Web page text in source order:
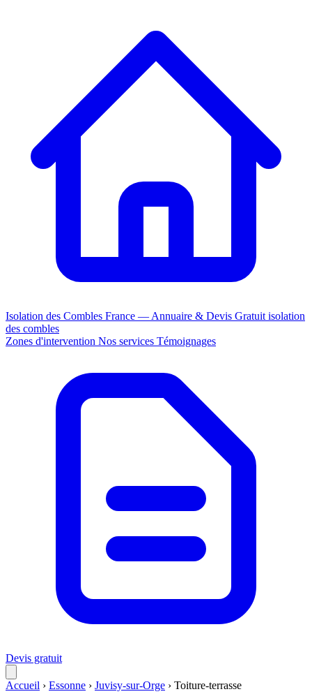
Isolation des Combles France — Annuaire & Devis Gratuit isolation
des combles
Zones d'intervention Nos services Témoignages
Devis gratuit
Accueil › Essonne › Juvisy-sur-Orge › Toiture-terrasse